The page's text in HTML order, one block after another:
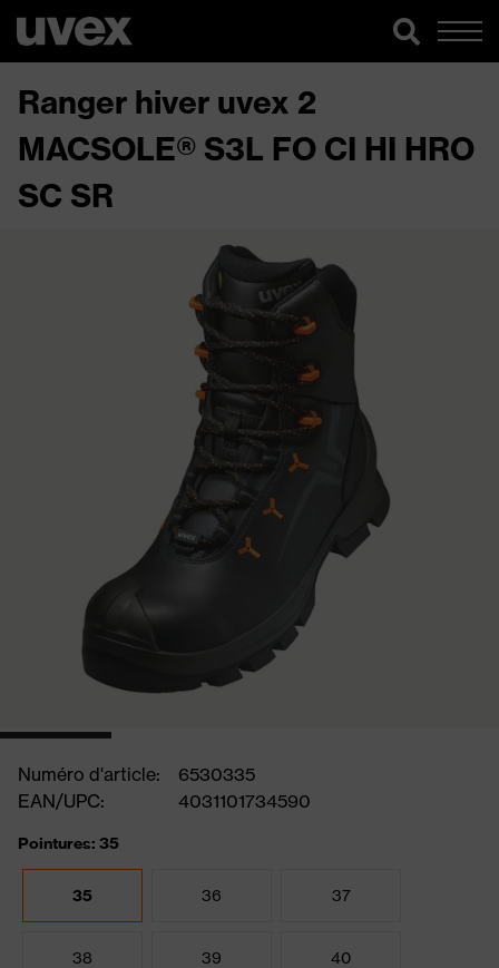
Ranger hiver uvex 2
MACSOLE® S3L FO CI HI HRO
SC SR
Numéro d'article:
6530335
EAN/UPC:
4031101734590
Pointures: 35
35 36 37
38 39 40